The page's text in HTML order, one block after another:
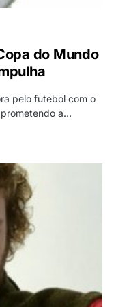
do Mundo
pelo futebol com o
a…